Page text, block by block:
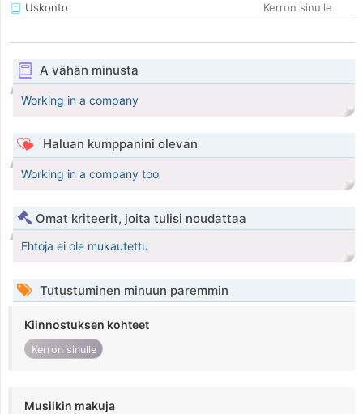
Uskonto
Kerron sinulle
A vähän minusta
Working in a company
Haluan kumppanini olevan
Working in a company too
Omat kriteerit, joita tulisi noudattaa
Ehtoja ei ole mukautettu
Tutustuminen minuun paremmin
Kiinnostuksen kohteet
Kerron sinulle
Musiikin makuja